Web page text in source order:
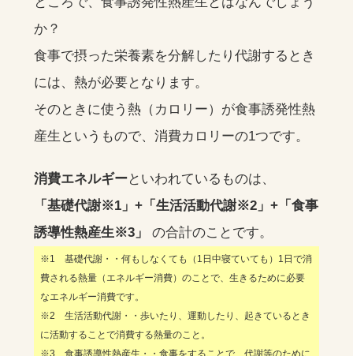
か？
食事で摂った栄養素を分解したり代謝するとき
には、熱が必要となります。
そのときに使う熱（カロリー）が食事誘発性熱
産生というもので、消費カロリーの1つです。
消費エネルギーといわれているものは、
「基礎代謝※1」+「生活活動代謝※2」+「食事
誘導性熱産生※3」
の合計のことです。
※1 基礎代謝・・何もしなくても（1日中寝ていても）1日で消
費される熱量（エネルギー消費）のことで、生きるために必要
なエネルギー消費です。
※2 生活活動代謝・・歩いたり、運動したり、起きているとき
に活動することで消費する熱量のこと。
※3 食事誘導性熱産生・・食事をすることで、代謝等のために